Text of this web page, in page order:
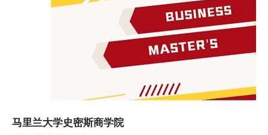
马里兰大学史密斯商学院